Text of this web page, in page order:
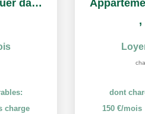
T2 non meublé à louer dans la Résidence Services Séniors...
charge
,
dont
150 €/mois